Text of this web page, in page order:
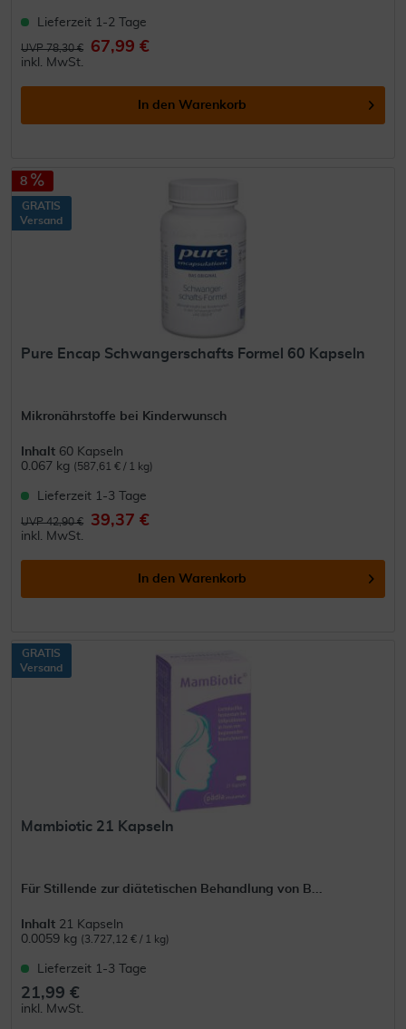
Lieferzeit 1-2 Tage
UVP 78,30 € 67,99 €
inkl. MwSt.
In den Warenkorb
8
GRATIS
Versand
Pure Encap Schwangerschafts Formel 60 Kapseln
Mikronährstoffe bei Kinderwunsch
Inhalt 60 Kapseln
0.067 kg (587,61 € / 1 kg)
Lieferzeit 1-3 Tage
UVP 42,90 € 39,37 €
inkl. MwSt.
In den Warenkorb
GRATIS
Versand
Mambiotic 21 Kapseln
Für Stillende zur diätetischen Behandlung von B...
Inhalt 21 Kapseln
0.0059 kg (3.727,12 € / 1 kg)
Lieferzeit 1-3 Tage
21,99 €
inkl. MwSt.